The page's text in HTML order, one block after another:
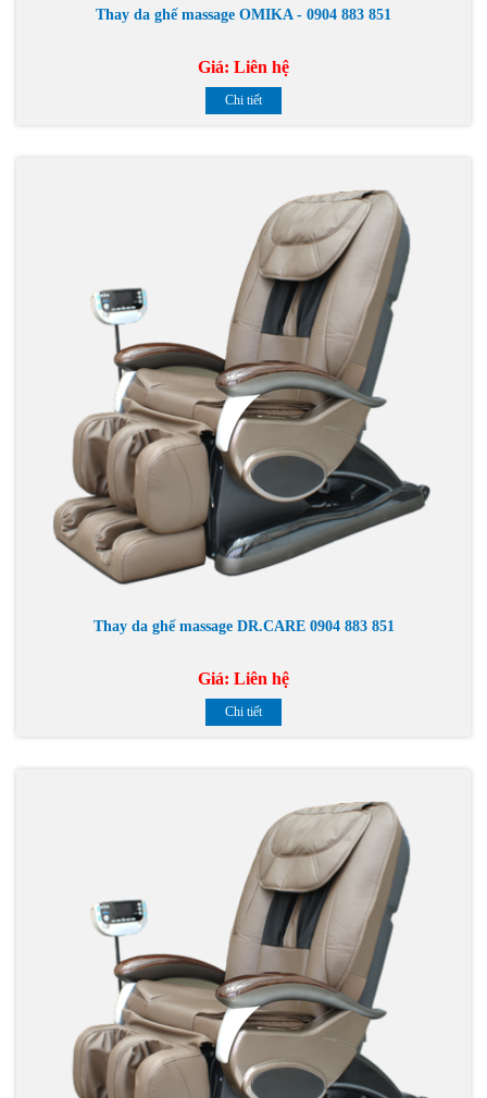
Thay da ghế massage OMIKA - 0904 883 851
Giá: Liên hệ
Chi tiết
Thay da ghế massage DR.CARE 0904 883 851
Giá: Liên hệ
Chi tiết